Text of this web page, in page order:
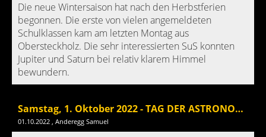
Die neue Wintersaison hat nach den Herbstferien
begonnen. Die erste von vielen angemeldeten
Schulklassen kam am letzten Montag aus
Obersteckholz. Die sehr interessierten SuS konnten
Jupiter und Saturn bei relativ klarem Himmel
bewundern.
Samstag, 1. Oktober 2022 - TAG DER ASTRONOMIE
01.10.2022 , Anderegg Samuel